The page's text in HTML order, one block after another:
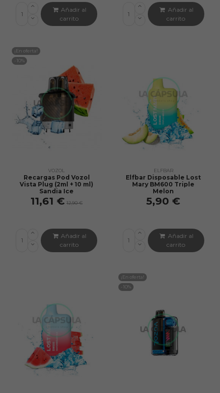
Añadir al
carrito
Añadir al
carrito
¡En oferta!
-10%
VOZOL
Recargas Pod Vozol
Vista Plug (2ml + 10 ml)
Sandia Ice
11,61 € 12,90 €
Añadir al
carrito
ELFBAR
Elfbar Disposable Lost
Mary BM600 Triple
Melon
5,90 €
Añadir al
carrito
¡En oferta!
-10%